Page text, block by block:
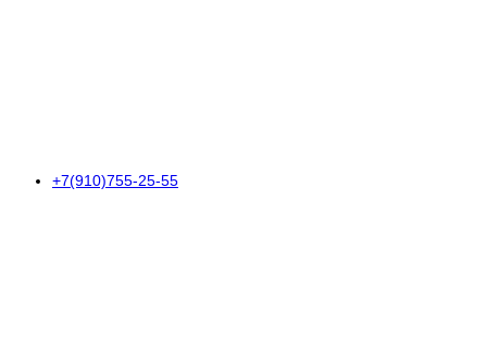
+7(910)755-25-55